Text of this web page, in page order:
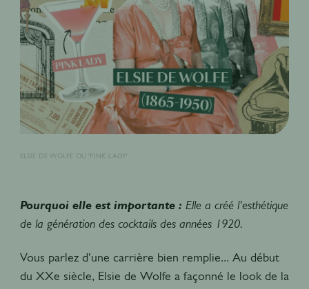
ELSIE DE WOLFE OU 'PINK LADY'
Pourquoi elle est importante : Elle a créé l'esthétique
de la génération des cocktails des années 1920.
Vous parlez d'une carrière bien remplie... Au début
du XXe siècle, Elsie de Wolfe a façonné le look de la